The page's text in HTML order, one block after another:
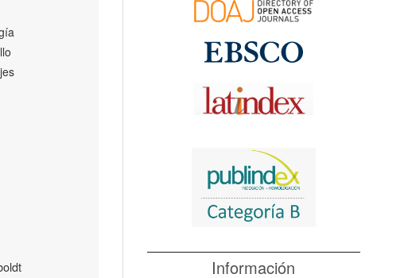
Información